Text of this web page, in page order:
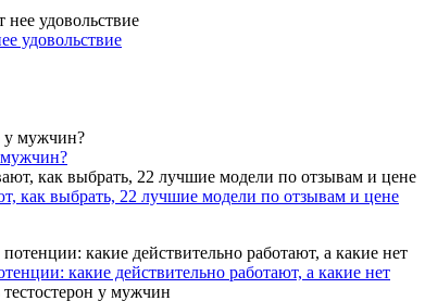
удовольствие
мужчин?
как выбрать, 22 лучшие модели по отзывам и цене
какие действительно работают, а какие нет